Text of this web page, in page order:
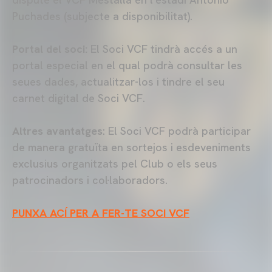
Puchades (subjecte a disponibilitat).
El Soci VCF tindrà accés a un
portal especial en el qual podrà consultar les
seues dades, actualitzar-los i tindre el seu
carnet digital de Soci VCF.
Altres avantatges: El Soci VCF podrà participar
de manera gratuïta en sortejos i esdeveniments
exclusius organitzats pel Club o els seus
patrocinadors i col·laboradors.
PUNXA ACÍ PER A FER-TE SOCI VCF